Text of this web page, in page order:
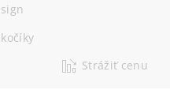
Strážiť cenu